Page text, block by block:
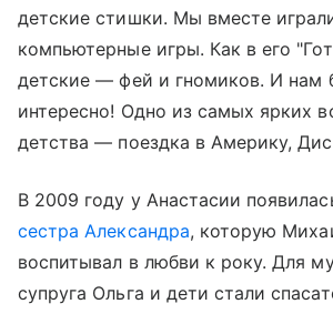
детские стишки. Мы вместе
компьютерные игры. Как в его
детские — фей и гномиков. И нам
интересно! Одно из самых ярких
детства — поездка в Америку,
В 2009 году у Анастасии
сестра Александра, которую
воспитывал в любви к року. Для
супруга Ольга и дети стали